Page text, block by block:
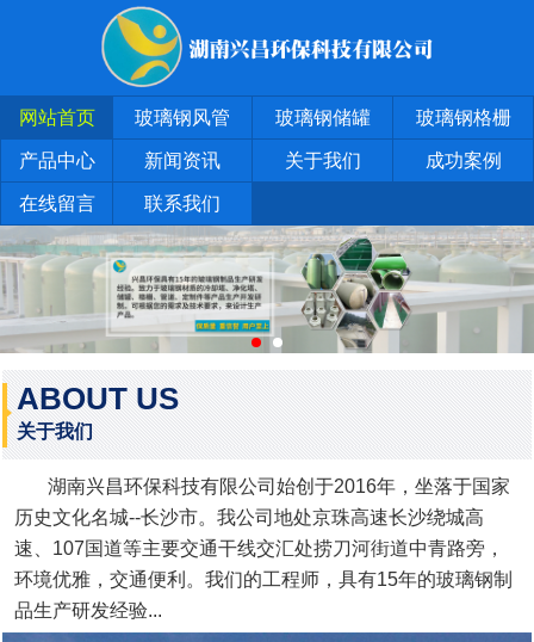
网站首页 玻璃钢风管 玻璃钢储罐 玻璃钢格栅
产品中心 新闻资讯 关于我们 成功案例
在线留言 联系我们
ABOUT US
关于我们
湖南兴昌环保科技有限公司始创于2016年，坐落于国家
历史文化名城--长沙市。我公司地处京珠高速长沙绕城高
速、107国道等主要交通干线交汇处捞刀河街道中青路旁，
环境优雅，交通便利。我们的工程师，具有15年的玻璃钢制
品生产研发经验...